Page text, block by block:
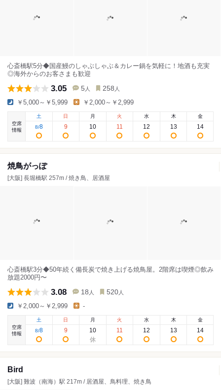
心斎橋駅5分◆国産鰻のしゃぶしゃぶ＆カレー鍋を気軽に！地酒も充実
◎海外からのお客さまも歓迎
3.05 5 人 258 人
￥5,000～￥5,999 ￥2,000～￥2,999
空席
情報
土
8/8
日
9
月
10
火
11
水
12
木
13
金
14
焼鳥がっぽ
[大阪] 長堀橋駅 257m / 焼き鳥、居酒屋
心斎橋駅3分◆50年続く備長炭で焼き上げる焼鳥屋。2階席は喫煙◎飲み
放題2000円〜
3.08 18 人 520 人
￥2,000～￥2,999 -
空席
情報
土
8/8
日
9
月
10
火
11
水
12
木
13
金
14
Bird
[大阪] 難波（南海）駅 217m / 居酒屋、鳥料理、焼き鳥